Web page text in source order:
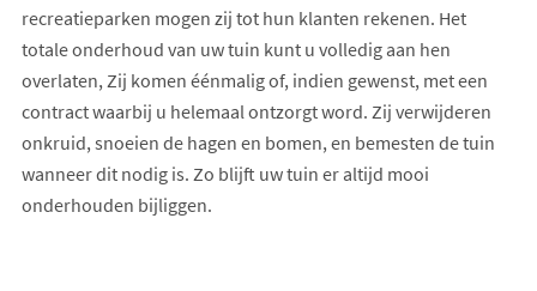
recreatieparken mogen zij tot hun klanten rekenen. Het
totale onderhoud van uw tuin kunt u volledig aan hen
overlaten, Zij komen éénmalig of, indien gewenst, met een
contract waarbij u helemaal ontzorgt word. Zij verwijderen
onkruid, snoeien de hagen en bomen, en bemesten de tuin
wanneer dit nodig is. Zo blijft uw tuin er altijd mooi
onderhouden bijliggen.